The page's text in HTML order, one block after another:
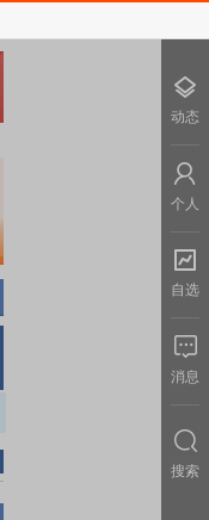
动态
个人
自选
消息
搜索